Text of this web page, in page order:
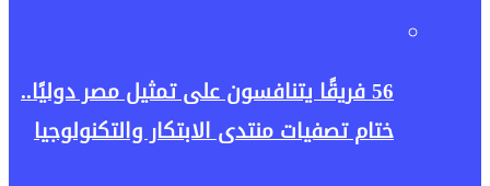
56 فريقًا يتنافسون على تمثيل مصر دوليًا..
ختام تصفيات منتدى الابتكار والتكنولوجيا